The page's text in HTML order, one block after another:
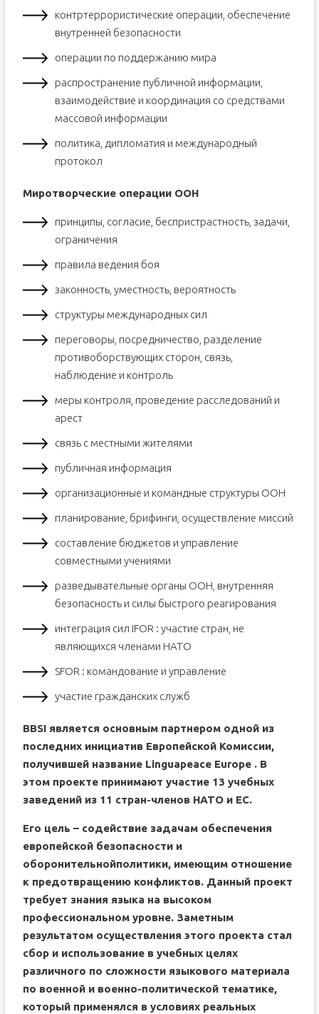
контртеррористические операции, обеспечение
внутренней безопасности
операции по поддержанию мира
распространение публичной информации,
взаимодействие и координация со средствами
массовой информации
политика, дипломатия и международный
протокол
Миротворческие операции ООН
принципы, согласие, беспристрастность, задачи,
ограничения
правила ведения боя
законность, уместность, вероятность
структуры международных сил
переговоры, посредничество, разделение
противоборствующих сторон, связь,
наблюдение и контроль
меры контроля, проведение расследований и
арест
связь с местными жителями
публичная информация
организационные и командные структуры ООН
планирование, брифинги, осуществление миссий
составление бюджетов и управление
совместными учениями
разведывательные органы ООН, внутренняя
безопасность и силы быстрого реагирования
интеграция сил IFOR : участие стран, не
являющихся членами НАТО
SFOR : командование и управление
участие гражданских служб
BBSI является основным партнером одной из
последних инициатив Европейской Комиссии,
получившей название Linguapeace Europe .В
этом проекте принимают участие 13 учебных
заведений из 11 стран-членов НАТО и ЕС.
Его цель – содействие задачам обеспечения
европейской безопасности и
оборонительнойполитики, имеющим отношение
к предотвращению конфликтов. Данный проект
требует знания языка на высоком
профессиональном уровне. Заметным
результатом осуществления этого проекта стал
сбор и использование в учебных целях
различного по сложности языкового материала
по военной и военно-политической тематике,
который применялся в условиях реальных